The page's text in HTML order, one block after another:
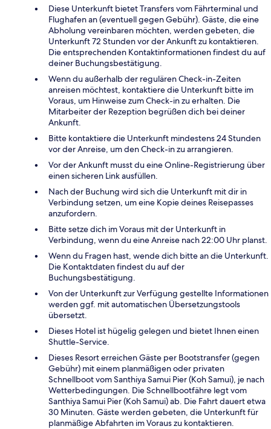
Diese Unterkunft bietet Transfers vom Fährterminal und
Flughafen an (eventuell gegen Gebühr). Gäste, die eine
Abholung vereinbaren möchten, werden gebeten, die
Unterkunft 72 Stunden vor der Ankunft zu kontaktieren.
Die entsprechenden Kontaktinformationen findest du auf
deiner Buchungsbestätigung.
Wenn du außerhalb der regulären Check-in-Zeiten
anreisen möchtest, kontaktiere die Unterkunft bitte im
Voraus, um Hinweise zum Check-in zu erhalten. Die
Mitarbeiter der Rezeption begrüßen dich bei deiner
Ankunft.
Bitte kontaktiere die Unterkunft mindestens 24 Stunden
vor der Anreise, um den Check-in zu arrangieren.
Vor der Ankunft musst du eine Online-Registrierung über
einen sicheren Link ausfüllen.
Nach der Buchung wird sich die Unterkunft mit dir in
Verbindung setzen, um eine Kopie deines Reisepasses
anzufordern.
Bitte setze dich im Voraus mit der Unterkunft in
Verbindung, wenn du eine Anreise nach 22:00 Uhr planst.
Wenn du Fragen hast, wende dich bitte an die Unterkunft.
Die Kontaktdaten findest du auf der
Buchungsbestätigung.
Von der Unterkunft zur Verfügung gestellte Informationen
werden ggf. mit automatischen Übersetzungstools
übersetzt.
Dieses Hotel ist hügelig gelegen und bietet Ihnen einen
Shuttle-Service.
Dieses Resort erreichen Gäste per Bootstransfer (gegen
Gebühr) mit einem planmäßigen oder privaten
Schnellboot vom Santhiya Samui Pier (Koh Samui), je nach
Wetterbedingungen. Die Schnellbootfähre legt vom
Santhiya Samui Pier (Koh Samui) ab. Die Fahrt dauert etwa
30 Minuten. Gäste werden gebeten, die Unterkunft für
planmäßige Abfahrten im Voraus zu kontaktieren.